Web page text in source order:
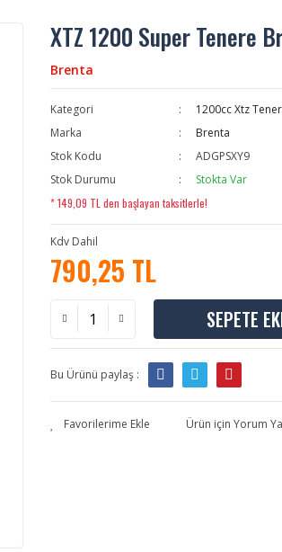
XTZ 1200 Super Tenere
Brenta
Kategori
1200cc Xtz
Marka
Brenta
Stok Kodu
ADGPSXY9
Stok Durumu
Stokta Var
* 149,09 TL den başlayan taksitlerle!
Kdv Dahil
790,25 TL
SEPETE
Bu Ürünü paylaş :
Ürün için Yorum